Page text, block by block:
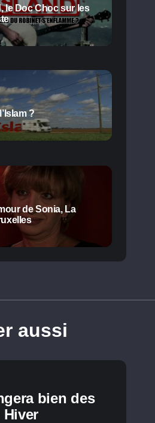
le Doc Choc sur les
?
de Sonia, La
aussi
bien des
Hiver